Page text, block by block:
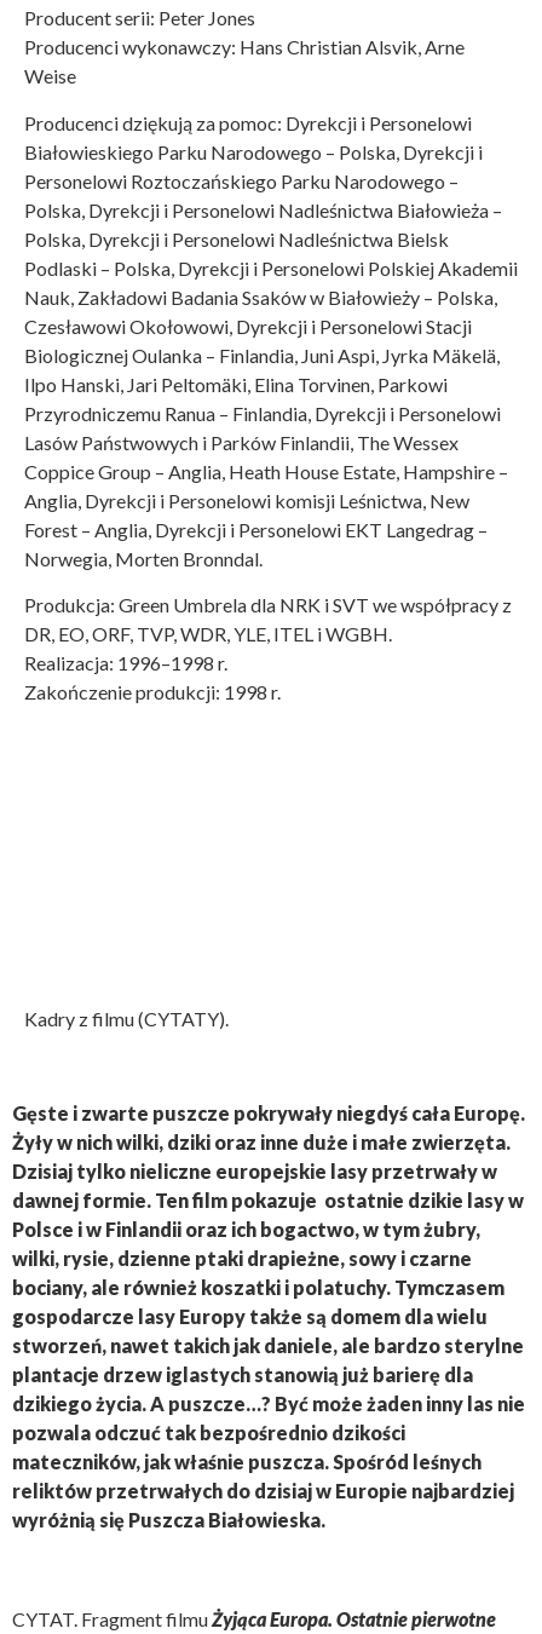
Producent serii: Peter Jones
Producenci wykonawczy: Hans Christian Alsvik, Arne
Weise
Producenci dziękują za pomoc: Dyrekcji i Personelowi
Białowieskiego Parku Narodowego – Polska, Dyrekcji i
Personelowi Roztoczańskiego Parku Narodowego –
Polska, Dyrekcji i Personelowi Nadleśnictwa Białowieża –
Polska, Dyrekcji i Personelowi Nadleśnictwa Bielsk
Podlaski – Polska, Dyrekcji i Personelowi Polskiej Akademii
Nauk, Zakładowi Badania Ssaków w Białowieży – Polska,
Czesławowi Okołowowi, Dyrekcji i Personelowi Stacji
Biologicznej Oulanka – Finlandia, Juni Aspi, Jyrka Mäkelä,
Ilpo Hanski, Jari Peltomäki, Elina Torvinen, Parkowi
Przyrodniczemu Ranua – Finlandia, Dyrekcji i Personelowi
Lasów Państwowych i Parków Finlandii, The Wessex
Coppice Group – Anglia, Heath House Estate, Hampshire –
Anglia, Dyrekcji i Personelowi komisji Leśnictwa, New
Forest – Anglia, Dyrekcji i Personelowi EKT Langedrag –
Norwegia, Morten Bronndal.
Produkcja: Green Umbrela dla NRK i SVT we współpracy z
DR, EO, ORF, TVP, WDR, YLE, ITEL i WGBH.
Realizacja: 1996–1998 r.
Zakończenie produkcji: 1998 r.
Kadry z filmu (CYTATY).
Gęste i zwarte puszcze pokrywały niegdyś cała Europę.
Żyły w nich wilki, dziki oraz inne duże i małe zwierzęta.
Dzisiaj tylko nieliczne europejskie lasy przetrwały w
dawnej formie. Ten film pokazuje ostatnie dzikie lasy w
Polsce i w Finlandii oraz ich bogactwo, w tym żubry,
wilki, rysie, dzienne ptaki drapieżne, sowy i czarne
bociany, ale również koszatki i polatuchy. Tymczasem
gospodarcze lasy Europy także są domem dla wielu
stworzeń, nawet takich jak daniele, ale bardzo sterylne
plantacje drzew iglastych stanowią już barierę dla
dzikiego życia. A puszcze…? Być może żaden inny las nie
pozwala odczuć tak bezpośrednio dzikości
mateczników, jak właśnie puszcza. Spośród leśnych
reliktów przetrwałych do dzisiaj w Europie najbardziej
wyróżnią się Puszcza Białowieska.
CYTAT. Fragment filmuŻyjąca Europa. Ostatnie pierwotne